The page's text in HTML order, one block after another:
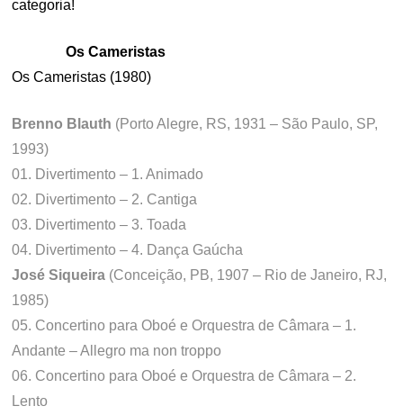
categoria!
Os Cameristas
Os Cameristas (1980)
Brenno Blauth (Porto Alegre, RS, 1931 – São Paulo, SP,
1993)
01. Divertimento – 1. Animado
02. Divertimento – 2. Cantiga
03. Divertimento – 3. Toada
04. Divertimento – 4. Dança Gaúcha
José Siqueira (Conceição, PB, 1907 – Rio de Janeiro, RJ,
1985)
05. Concertino para Oboé e Orquestra de Câmara – 1.
Andante – Allegro ma non troppo
06. Concertino para Oboé e Orquestra de Câmara – 2.
Lento